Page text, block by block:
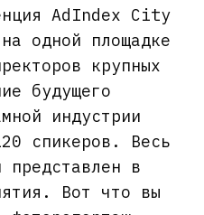
AdIndex City
одной площадке
крупных
будущего
индустрии
спикеров. Весь
представлен в
Вот что вы